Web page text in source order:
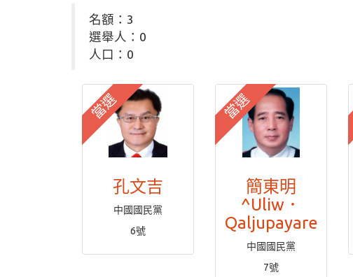
名額：3
選舉人：0
人口：0
當選
孔文吉
中國國民黨
6號
當選
簡東明
^Uliw．
Qaljupayare
中國國民黨
7號